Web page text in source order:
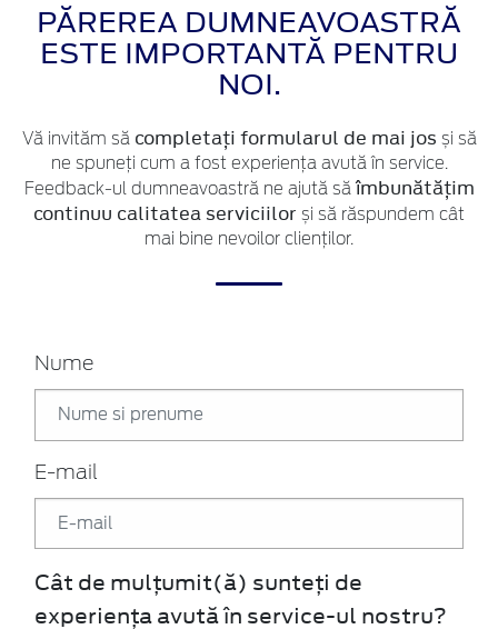
PĂREREA DUMNEAVOASTRĂ
ESTE IMPORTANTĂ PENTRU
NOI.
Vă invităm să completați formularul de mai jos și să
ne spuneți cum a fost experiența avută în service.
Feedback-ul dumneavoastră ne ajută să îmbunătățim
continuu calitatea serviciilor și să răspundem cât
mai bine nevoilor clienților.
Nume
E-mail
Cât de mulțumit(ă) sunteți de
experiența avută în service-ul nostru?